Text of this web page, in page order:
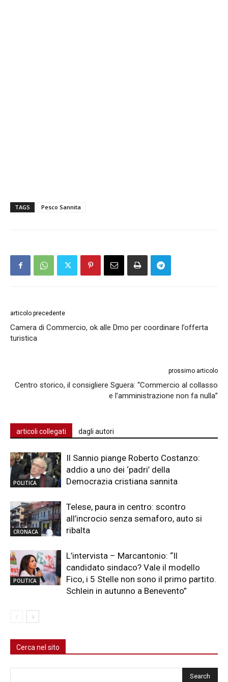
TAGS Pesco Sannita
articolo precedente
Camera di Commercio, ok alle Dmo per coordinare l’offerta
turistica
prossimo articolo
Centro storico, il consigliere Sguera: “Commercio al collasso
e l’amministrazione non fa nulla”
articoli collegati dagli autori
POLITICA
Il Sannio piange Roberto Costanzo:
addio a uno dei ‘padri’ della
Democrazia cristiana sannita
CRONACA
Telese, paura in centro: scontro
all’incrocio senza semaforo, auto si
ribalta
POLITICA
L’intervista – Marcantonio: “Il
candidato sindaco? Vale il modello
Fico, i 5 Stelle non sono il primo partito.
Schlein in autunno a Benevento”
Cerca nel sito